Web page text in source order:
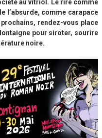
au vitriol. Le rire comme
l’absurde, comme carapace
rendez-vous place
pour siroter, sourire
noire.